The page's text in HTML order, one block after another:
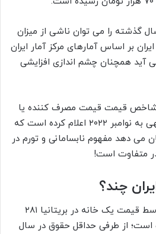
گذشته را می توان ناشی از میزان
بر اساس آمار‌های مرکز آمار ایران
می آید همچنان چشم اندازی افزایشی
شاخص قیمت قیمت مصرف کننده یا
همان تورم را در ۱۲ ماه منتهی به نوامبر ۲۰۲۲ اعلام کرده است که
و نشان می دهد مفهوم نابسامانی و تورم در
متفاوت است!
چند؟
همانطور که گفته شد، متوسط قیمت یک خانه در بریتانیا ۲۸۱
شده است؛ از طرفی حداقل حقوق در سال